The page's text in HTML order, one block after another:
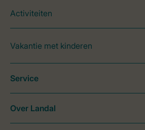
Activiteiten
Vakantie met kinderen
Service
Over Landal